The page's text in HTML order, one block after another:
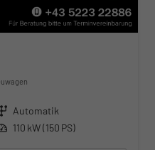
Getriebe Automatik
Leistung 110 kW (150 PS)